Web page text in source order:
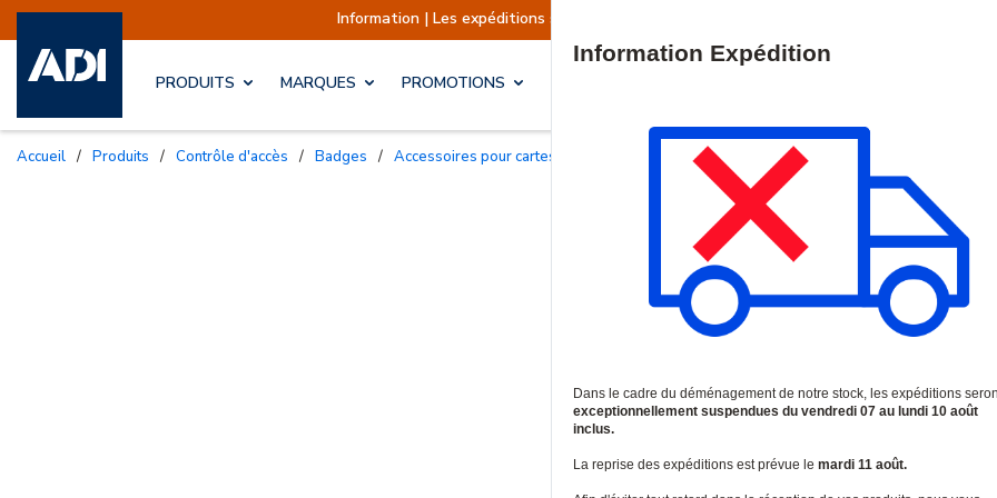
Information | Les expéditions sont actuellement suspendues Reprise
PRODUITS MARQUES PROMOTIONS
Accueil / Produits / Contrôle d'accès / Badges / Accessoires pour cartes